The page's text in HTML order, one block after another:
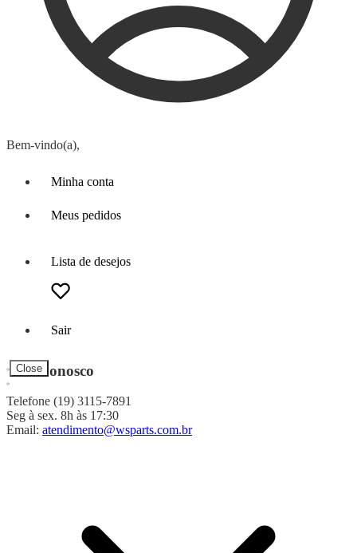
Bem-vindo(a),
Minha conta
Meus pedidos
Lista de desejos
Sair
Close
Fale Conosco
Telefone (19) 3115-7891
Seg à sex. 8h às 17:30
Email: atendimento@wsparts.com.br